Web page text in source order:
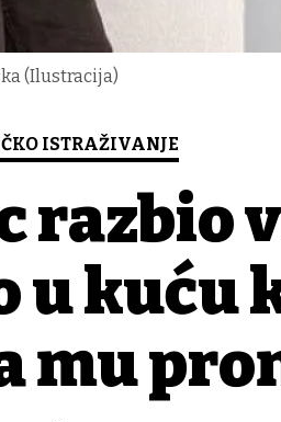
(Ilustracija)
ISTRAŽIVANJE
razbio
u kuću
mu